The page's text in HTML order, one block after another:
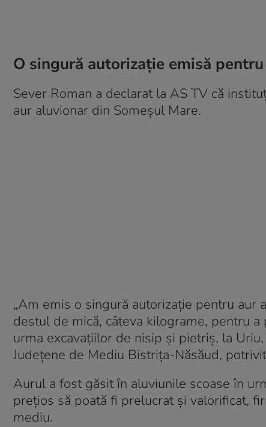
O singură autorizație emisă
Sever Roman a declarat la AS TV că
aur aluvionar din Someșul Mare.
„Am emis o singură autorizație pentru aur
destul de mică, câteva kilograme, pentru
urma excavațiilor de nisip și pietriș, la
Județene de Mediu Bistrița-Năsăud,
Aurul a fost găsit în aluviunile scoase în
prețios să poată fi prelucrat și valorificat,
mediu.